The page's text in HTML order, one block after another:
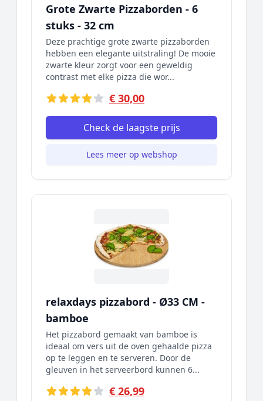
Grote Zwarte Pizzaborden - 6
stuks - 32 cm
Deze prachtige grote zwarte pizzaborden
hebben een elegante uitstraling! De mooie
zwarte kleur zorgt voor een geweldig
contrast met elke pizza die wor...
€ 30,00
Check de laagste prijs
Lees meer op webshop
relaxdays pizzabord - Ø33 CM -
bamboe
Het pizzabord gemaakt van bamboe is
ideaal om vers uit de oven gehaalde pizza
op te leggen en te serveren. Door de
gleuven in het serveerbord kunnen 6...
€ 26,99